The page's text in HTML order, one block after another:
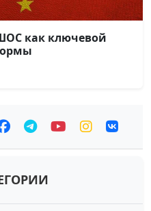
как ключевой